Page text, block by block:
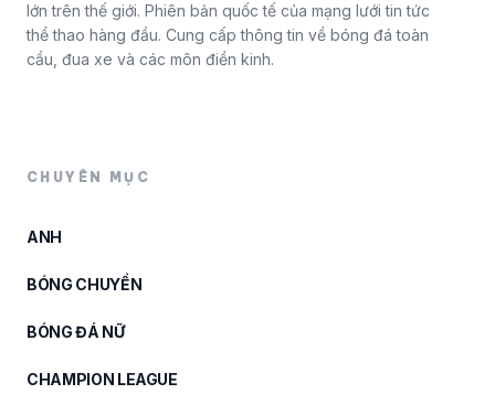
lớn trên thế giới. Phiên bản quốc tế của mạng lưới tin tức
thể thao hàng đầu. Cung cấp thông tin về bóng đá toàn
cầu, đua xe và các môn điền kinh.
CHUYÊN MỤC
ANH
BÓNG CHUYỀN
BÓNG ĐÁ NỮ
CHAMPION LEAGUE